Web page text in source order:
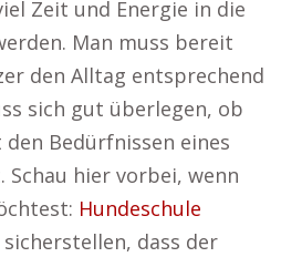
Zeit und Energie in die
Man muss bereit
den Alltag entsprechend
sich gut überlegen, ob
Bedürfnissen eines
Schau hier vorbei, wenn
Hundeschule
dass der